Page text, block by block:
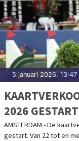
5 januari 2026, 13:47
2026
EXTRA
AMSTERDAM - De
gestart. Van 22 tot en